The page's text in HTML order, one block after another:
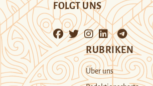
FOLGT UNS
RUBRIKEN
Über uns